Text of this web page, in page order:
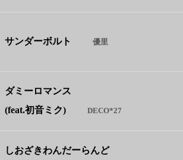
サンダーボルト 優里
ダミーロマンス
(feat.初音ミク)
DECO*27
しおざきわんだーらんど